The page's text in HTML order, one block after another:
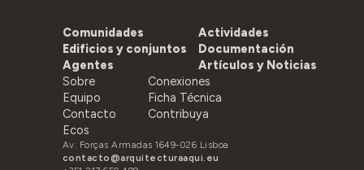
Comunidades
Edificios y conjuntos
Agentes
Actividades
Documentación
Artículos y Noticias
Sobre
Equipo
Contacto
Ecos
Conexiones
Ficha Técnica
Contribuya
Av. Forças Armadas 1649-026 Lisboa
contacto@arquitecturaaqui.eu